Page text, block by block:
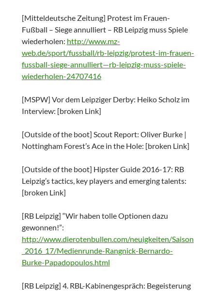
[Mitteldeutsche Zeitung] Protest im Frauen-
Fußball – Siege annulliert – RB Leipzig muss Spiele
wiederholen: http://www.mz-
web.de/sport/fussball/rb-leipzig/protest-im-frauen-
fussball-siege-annulliert—rb-leipzig-muss-spiele-
wiederholen-24707416
[MSPW] Vor dem Leipziger Derby: Heiko Scholz im
Interview: [broken Link]
[Outside of the boot] Scout Report: Oliver Burke |
Nottingham Forest’s Ace in the Hole: [broken Link]
[Outside of the boot] Hipster Guide 2016-17: RB
Leipzig’s tactics, key players and emerging talents:
[broken Link]
[RB Leipzig] “Wir haben tolle Optionen dazu
gewonnen!”:
http://www.dierotenbullen.com/neuigkeiten/Saison
_2016_17/Medienrunde-Rangnick-Bernardo-
Burke-Papadopoulos.html
[RB Leipzig] 4. RBL-Kabinengespräch: Begeisterung